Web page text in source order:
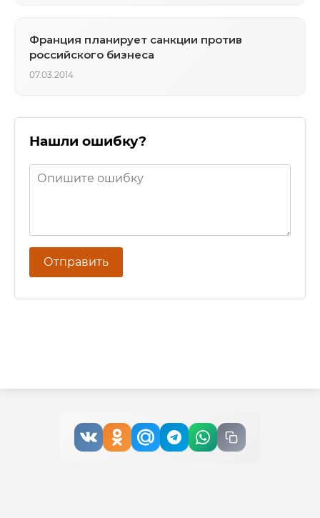
Франция планирует санкции против
российского бизнеса
07.03.2014
Нашли ошибку?
Отправить